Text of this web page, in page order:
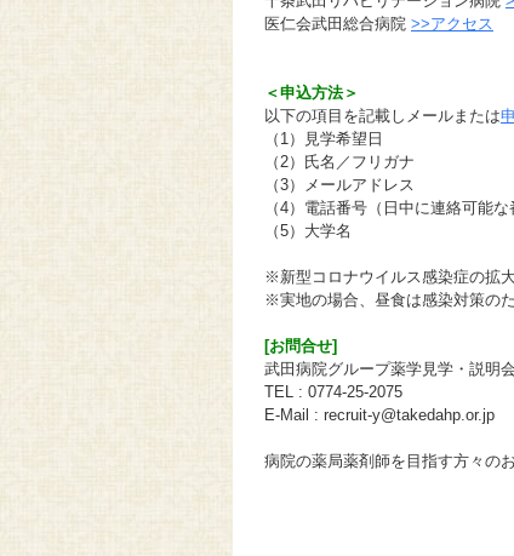
医仁会武田総合病院 >>アクセス
＜申込方法＞
以下の項目を記載しメールまたは
（1）見学希望日
（2）氏名／フリガナ
（3）メールアドレス
（4）電話番号（日中に連絡可能な
（5）大学名
※新型コロナウイルス感染症の拡
※実地の場合、昼食は感染対策の
[お問合せ]
武田病院グループ薬学見学・説
TEL : 0774-25-2075
E-Mail : recruit-y@takedahp.or.jp
病院の薬局薬剤師を目指す方々の